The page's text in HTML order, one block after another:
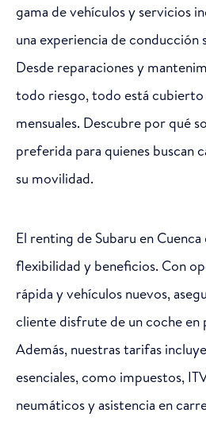
gama de vehículos y servicios
una experiencia de conducción
Desde reparaciones y
todo riesgo, todo está cubierto
mensuales. Descubre por qué
preferida para quienes buscan
su movilidad.
El renting de Subaru en
flexibilidad y beneficios. Con
rápida y vehículos nuevos,
cliente disfrute de un coche
Además, nuestras tarifas
esenciales, como impuestos,
neumáticos y asistencia en